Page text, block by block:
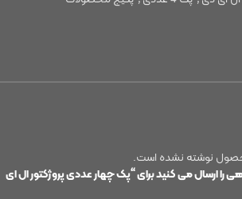
نوشته نشده است.
را ارسال می کنید برای “پک چهار عددی پروژکتور ال ای